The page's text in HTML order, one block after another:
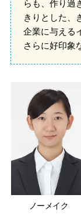
らも、作り過
きりとした、
企業に与える
さらに好印象
ノーメイク